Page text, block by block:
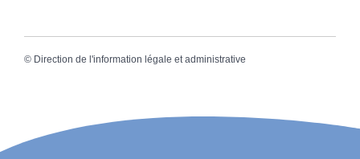
© Direction de l'information légale et administrative